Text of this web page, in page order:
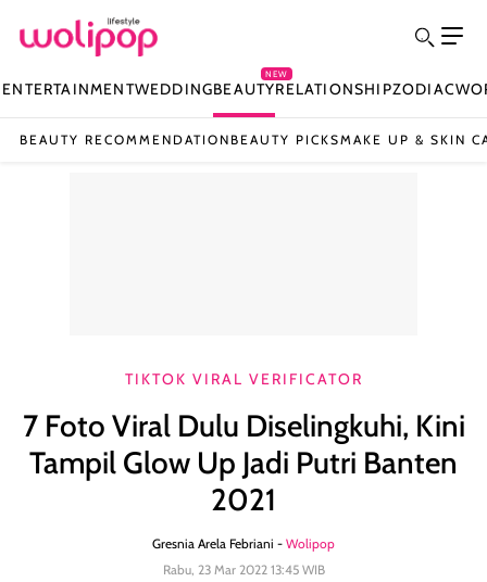
ENTERTAINMENTWEDDINGBEAUTY
NEW
RELATIONSHIPZODIAC
BEAUTY RECOMMENDATION BEAUTY PICKSMAKE UP & SKIN
TIKTOK VIRAL VERIFICATOR
7 Foto Viral Dulu Diselingkuhi, Kini
Tampil Glow Up Jadi Putri Banten
2021
Gresnia Arela Febriani - Wolipop
Rabu, 23 Mar 2022 13:45 WIB